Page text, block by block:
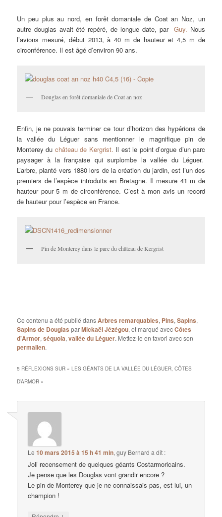
Un peu plus au nord, en forêt domaniale de Coat an Noz, un
autre douglas avait été repéré, de longue date, parGuy. Nous
l’avions mesuré, début 2013, à 40 m de hauteur et 4,5 m de
circonférence. Il est âgé d’environ 90 ans.
Douglas en forêt domaniale de Coat an noz
Enfin, je ne pouvais terminer ce tour d’horizon des hypérions de
la vallée du Léguer sans mentionner le magnifique pin de
Monterey du château de Kergrist. Il est le point d’orgue d’un parc
paysager à la française qui surplombe la vallée du Léguer.
L’arbre, planté vers 1880 lors de la création du jardin, est l’un des
premiers de l’espèce introduits en Bretagne. Il mesure 41 m de
hauteur pour 5 m de circonférence. C’est à mon avis un record
de hauteur pour l’espèce en France.
Pin de Monterey dans le parc du château de Kergrist
Ce contenu a été publié dansArbres remarquables, Pins,Sapins,
Sapins de Douglas parMickaël Jézégou, et marqué avecCôtes
d'Armor,séquoia,vallée du Léguer. Mettez-le en favori avec son
permalien.
5 RÉFLEXIONS SUR «LES GÉANTS DE LA VALLÉE DU LÉGUER, CÔTES
D’ARMOR »
Le10 mars 2015 à 15 h 41 min,guy Bernard a dit :
Joli recensement de quelques géants Costarmoricains.
Je pense que les Douglas vont grandir encore ?
Le pin de Monterey que je ne connaissais pas, est lui, un
champion !